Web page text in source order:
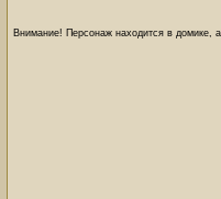
Внимание! Персонаж находится в домике,